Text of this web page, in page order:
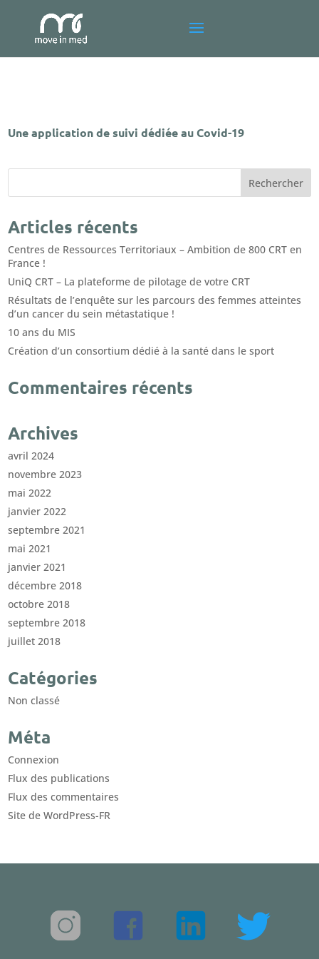
Une application de suivi dédiée au Covid-19
Articles récents
Centres de Ressources Territoriaux – Ambition de 800 CRT en
France !
UniQ CRT – La plateforme de pilotage de votre CRT
Résultats de l’enquête sur les parcours des femmes atteintes
d’un cancer du sein métastatique !
10 ans du MIS
Création d’un consortium dédié à la santé dans le sport
Commentaires récents
Archives
avril 2024
novembre 2023
mai 2022
janvier 2022
septembre 2021
mai 2021
janvier 2021
décembre 2018
octobre 2018
septembre 2018
juillet 2018
Catégories
Non classé
Méta
Connexion
Flux des publications
Flux des commentaires
Site de WordPress-FR